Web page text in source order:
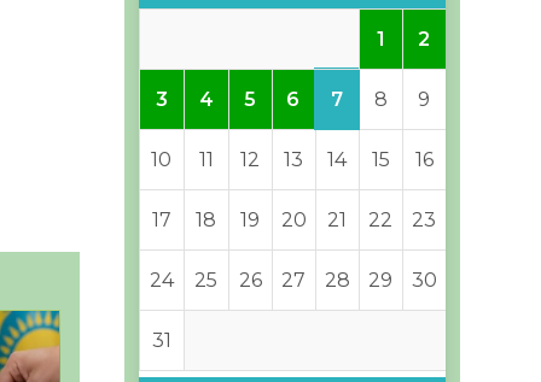
1 2
3 4 5 6 7 8 9
10 11 12 13 14 15 16
17 18 19 20 21 22 23
24 25 26 27 28 29 30
31